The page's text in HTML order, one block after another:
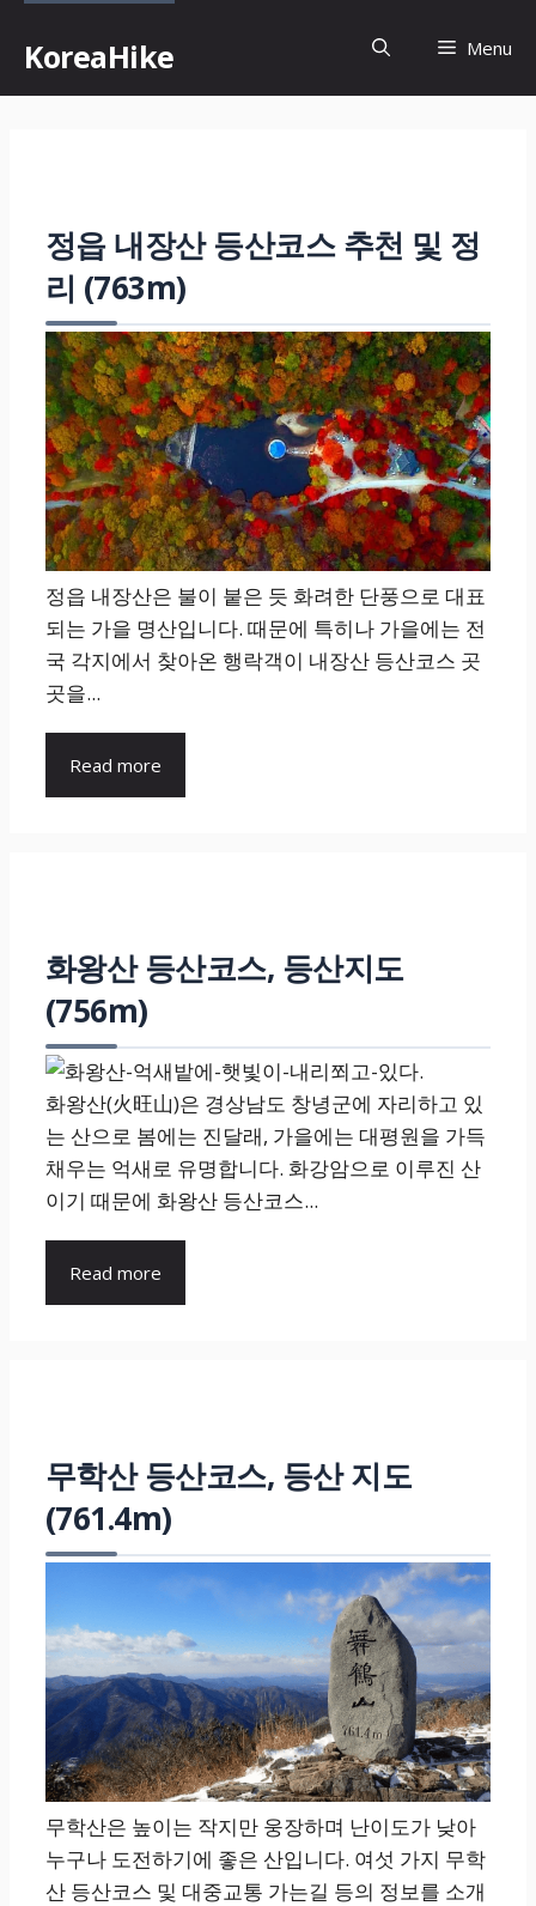
KoreaHike Menu
정읍 내장산 등산코스 추천 및 정
리 (763m)
정읍 내장산은 불이 붙은 듯 화려한 단풍으로 대표
되는 가을 명산입니다. 때문에 특히나 가을에는 전
국 각지에서 찾아온 행락객이 내장산 등산코스 곳
곳을...
Read more
화왕산 등산코스, 등산지도
(756m)
화왕산(火旺山)은 경상남도 창녕군에 자리하고 있
는 산으로 봄에는 진달래, 가을에는 대평원을 가득
채우는 억새로 유명합니다. 화강암으로 이루진 산
이기 때문에 화왕산 등산코스...
Read more
무학산 등산코스, 등산 지도
(761.4m)
무학산은 높이는 작지만 웅장하며 난이도가 낮아
누구나 도전하기에 좋은 산입니다. 여섯 가지 무학
산 등산코스 및 대중교통 가는길 등의 정보를 소개